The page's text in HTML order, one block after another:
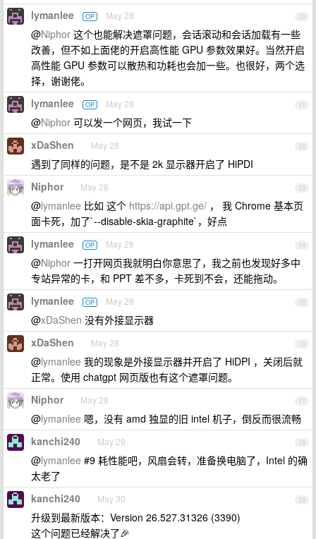
10
lymanlee OP May 28
@Niphor 这个也能解决遮罩问题，会话滚动和会话加载有一些
改善，但不如上面佬的开启高性能 GPU 参数效果好。当然开启
高性能 GPU 参数可以散热和功耗也会加一些。也很好，两个选
择，谢谢佬。
11
lymanlee OP May 28
@Niphor 可以发一个网页，我试一下
12
xDaShen May 28
遇到了同样的问题，是不是 2k 显示器开启了 HiPDI
13
Niphor May 28
@lymanlee 比如 这个 https://api.gpt.ge/ ， 我 Chrome 基本页
面卡死，加了`--disable-skia-graphite`，好点
14
lymanlee OP May 28
@Niphor 一打开网页我就明白你意思了，我之前也发现好多中
专站异常的卡，和 PPT 差不多，卡死到不会，还能拖动。
15
lymanlee OP May 28
@xDaShen 没有外接显示器
16
xDaShen May 28
@lymanlee 我的现象是外接显示器并开启了 HiDPI ，关闭后就
正常。使用 chatgpt 网页版也有这个遮罩问题。
17
Niphor May 28
@lymanlee 嗯，没有 amd 独显的旧 intel 机子，倒反而很流畅
18
kanchi240 May 29
@lymanlee #9 耗性能吧，风扇会转，准备换电脑了，Intel 的确
太老了
19
kanchi240 May 30
升级到最新版本：Version 26.527.31326 (3390)
这个问题已经解决了🎉